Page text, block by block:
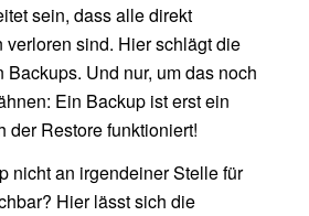
sein, dass alle direkt
verloren sind. Hier schlägt die
Und nur, um das noch
Ein Backup ist erst ein
der Restore funktioniert!
nicht an irgendeiner Stelle für
Hier lässt sich die